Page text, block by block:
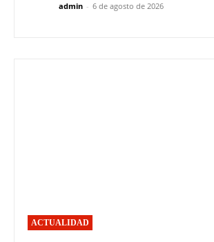
admin - 6 de agosto de 2026
ACTUALIDAD